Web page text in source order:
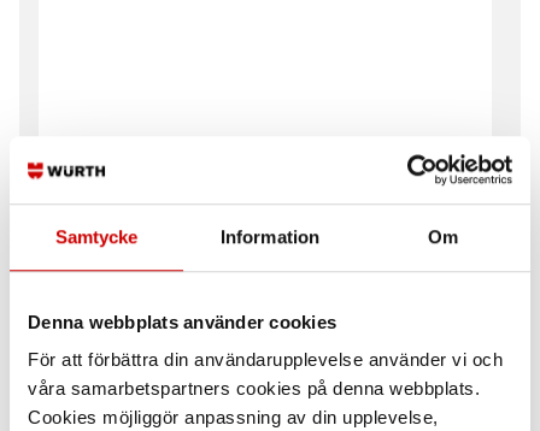
Samtycke Information Om
Denna webbplats använder cookies
För att förbättra din användarupplevelse använder vi och
våra samarbetspartners cookies på denna webbplats.
Cookies möjliggör anpassning av din upplevelse,
Spiralborrkassett trä
Longlife & Speed 25
delar
Försänkare till